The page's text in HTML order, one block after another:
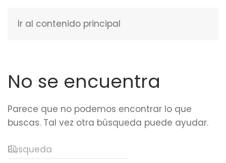
Ir al contenido principal
No se encuentra
Parece que no podemos encontrar lo que
buscas. Tal vez otra búsqueda puede ayudar.